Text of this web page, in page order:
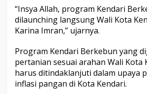
“Insya Allah, program Kendari
dilaunching langsung Wali Kota
Karina Imran,” ujarnya.
Program Kendari Berkebun yang
pertanian sesuai arahan Wali Kota
harus ditindaklanjuti dalam upaya
inflasi pangan di Kota Kendari.